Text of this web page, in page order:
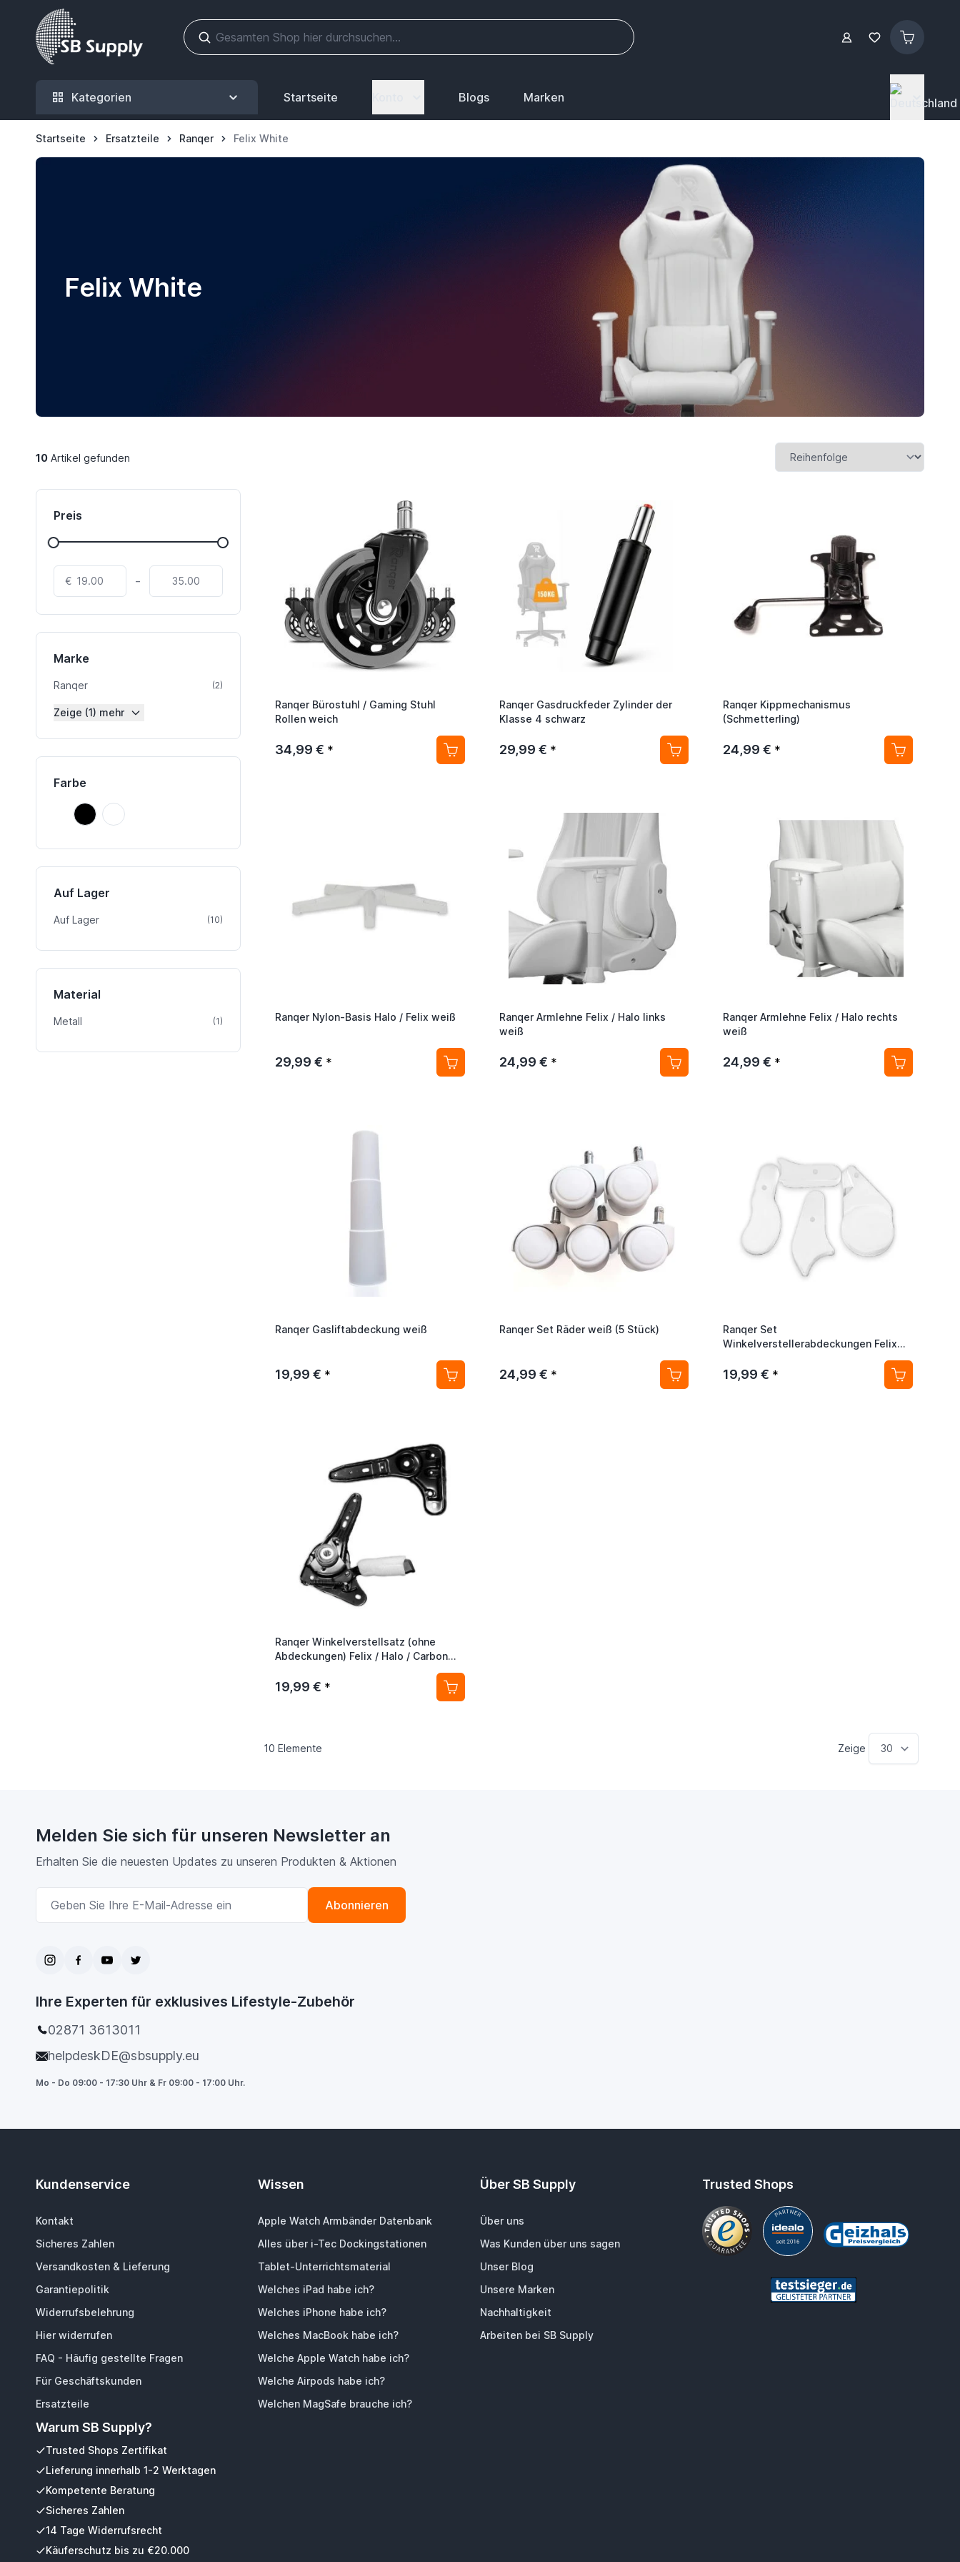
Zum Inhalt springen
Kategorien Startseite Blogs Marken
Startseite Ersatzteile Ranqer Felix White
Felix White
10Artikel gefunden
Preis
€ -
Marke
Ranqer (2)Artikel
Zeige (1) mehr
Farbe
Schwarz
SchwarzWeiß
Weiß
Auf Lager
Auf Lager (10)Artikel
Material
Metall (1)Artikel
Ranqer Bürostuhl / Gaming Stuhl
Rollen weich
34,99 € *
Ranqer Gasdruckfeder Zylinder der
Klasse 4 schwarz
29,99 € *
Ranqer Kippmechanismus
(Schmetterling)
24,99 € *
Ranqer Nylon-Basis Halo / Felix weiß
29,99 € *
Ranqer Armlehne Felix / Halo links
weiß
24,99 € *
Ranqer Armlehne Felix / Halo rechts
weiß
24,99 € *
Ranqer Gasliftabdeckung weiß
19,99 € *
Ranqer Set Räder weiß (5 Stück)
24,99 € *
Ranqer Set
Winkelverstellerabdeckungen Felix
19,99 € *
Ranqer Winkelverstellsatz (ohne
Abdeckungen) Felix / Halo / Carbon
19,99 € *
10 Elemente Zeige
Melden Sie sich für unseren Newsletter an
Erhalten Sie die neuesten Updates zu unseren Produkten & Aktionen
Abonnieren
Ihre Experten für exklusives Lifestyle-Zubehör
02871 3613011
helpdeskDE@sbsupply.eu
Mo - Do 09:00 - 17:30 Uhr & Fr 09:00 - 17:00 Uhr.
Kundenservice
Kontakt
Sicheres Zahlen
Versandkosten & Lieferung
Garantiepolitik
Widerrufsbelehrung
Hier widerrufen
FAQ - Häufig gestellte Fragen
Für Geschäftskunden
Ersatzteile
Warum SB Supply?
Trusted Shops Zertifikat
Lieferung innerhalb 1-2 Werktagen
Kompetente Beratung
Sicheres Zahlen
14 Tage Widerrufsrecht
Käuferschutz bis zu €20.000
Wissen
Apple Watch Armbänder Datenbank
Alles über i-Tec Dockingstationen
Tablet-Unterrichtsmaterial
Welches iPad habe ich?
Welches iPhone habe ich?
Welches MacBook habe ich?
Welche Apple Watch habe ich?
Welche Airpods habe ich?
Welchen MagSafe brauche ich?
Über SB Supply
Über uns
Was Kunden über uns sagen
Unser Blog
Unsere Marken
Nachhaltigkeit
Arbeiten bei SB Supply
Trusted Shops